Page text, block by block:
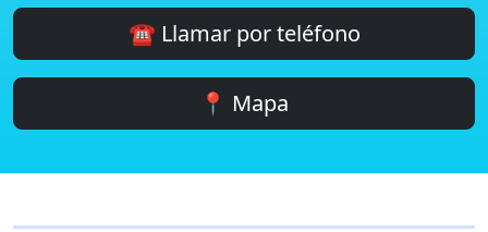
☎️ Llamar por teléfono
📍 Mapa